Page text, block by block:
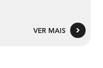
VER MAIS